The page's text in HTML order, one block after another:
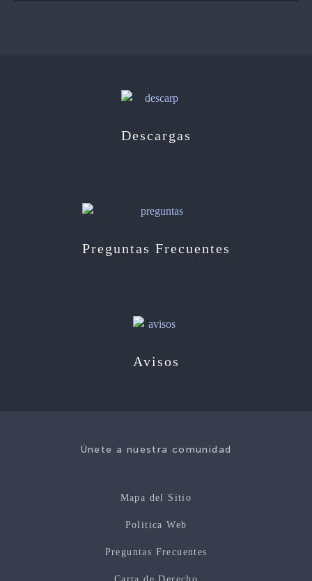
Descargas
Preguntas Frecuentes
Avisos
Únete a nuestra comunidad
Mapa del Sitio
Politica Web
Preguntas Frecuentes